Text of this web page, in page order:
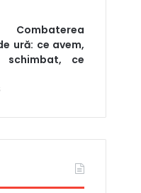
Combaterea
ură: ce avem,
schimbat, ce